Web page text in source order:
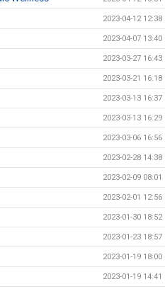
2023-04-12 12:38
2023-04-07 13:40
2023-03-27 16:43
2023-03-21 16:18
2023-03-13 16:37
2023-03-13 16:29
2023-03-06 16:56
2023-02-28 14:38
2023-02-09 08:01
2023-02-01 12:56
2023-01-30 18:52
2023-01-23 18:57
2023-01-19 18:00
2023-01-19 14:41